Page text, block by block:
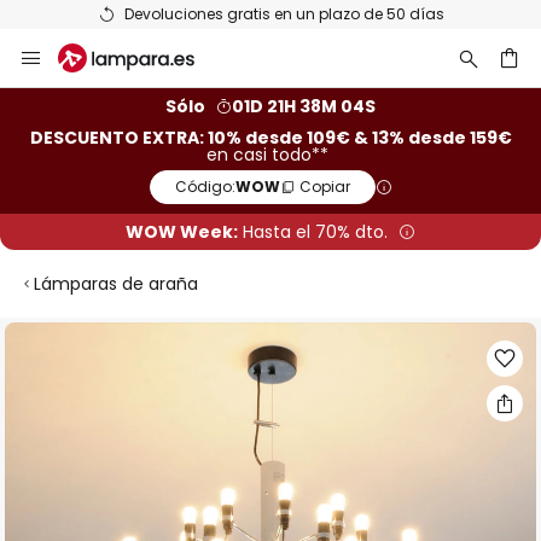
Devoluciones gratis en un plazo de 50 días
al
Sólo
01D 21H 38M 03S
DESCUENTO EXTRA: 10% desde 109€ & 13% desde 159€
en casi todo**
Código:WOW Copiar
WOW Week: Hasta el 70% dto.
Lámparas de araña
Saltar